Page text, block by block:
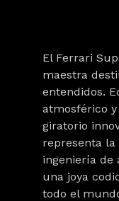
El Ferrari
maestra
entendidos.
atmosférico
giratorio
representa
ingeniería de
una joya
todo el